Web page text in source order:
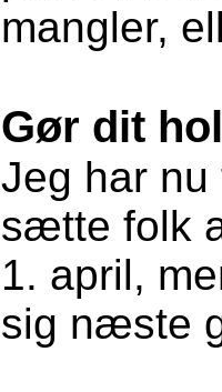
mangler,
Gør dit
Jeg har
sætte folk
1. april,
sig næste